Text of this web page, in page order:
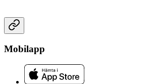
Mobilapp